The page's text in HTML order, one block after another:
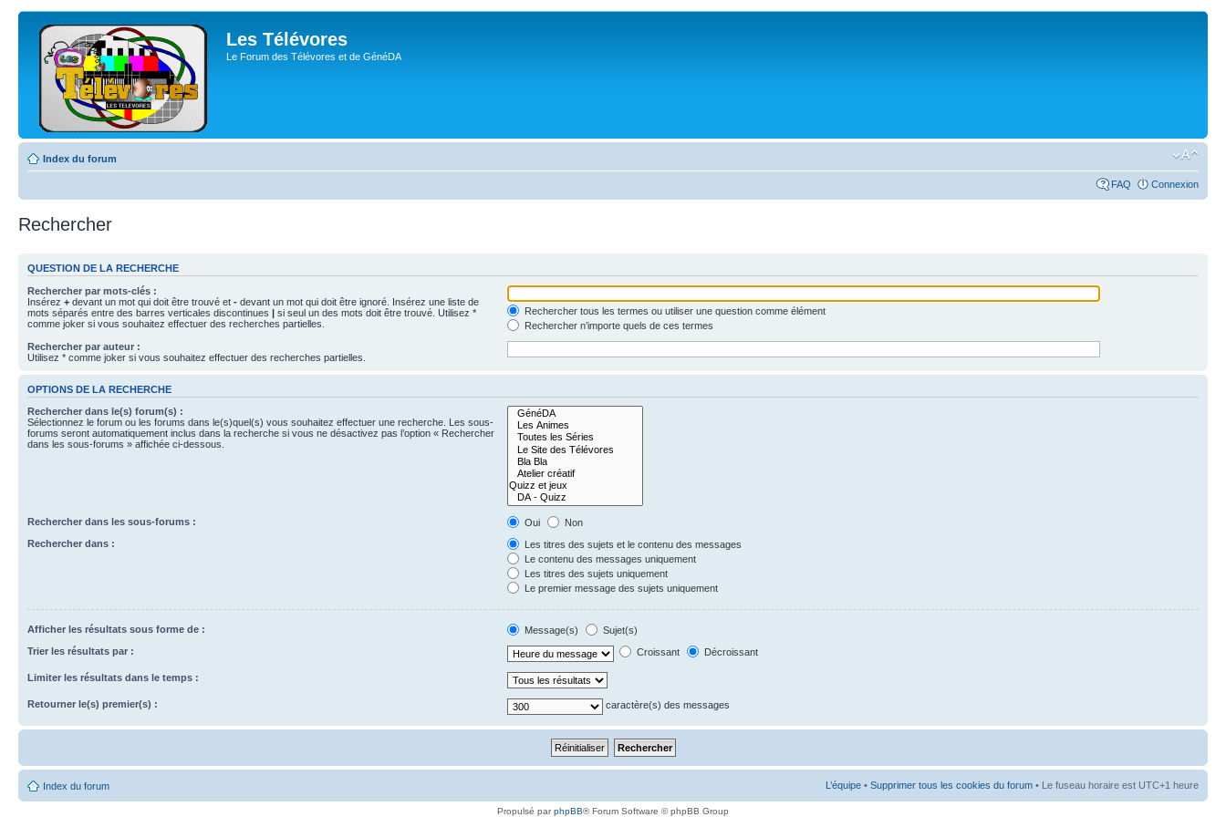
Les Télévores
Le Forum des Télévores et de GénéDA
Index du forum
FAQ Connexion
Rechercher
QUESTION DE LA RECHERCHE
Rechercher par mots-clés :
Insérez + devant un mot qui doit être trouvé et - devant un mot qui doit être ignoré. Insérez une liste de
mots séparés entre des barres verticales discontinues | si seul un des mots doit être trouvé. Utilisez *
comme joker si vous souhaitez effectuer des recherches partielles.
Rechercher tous les termes ou utiliser une question comme élément
Rechercher n’importe quels de ces termes
Rechercher par auteur :
Utilisez * comme joker si vous souhaitez effectuer des recherches partielles.
OPTIONS DE LA RECHERCHE
Rechercher dans le(s) forum(s) :
Sélectionnez le forum ou les forums dans le(s)quel(s) vous souhaitez effectuer une recherche. Les sous-
forums seront automatiquement inclus dans la recherche si vous ne désactivez pas l’option « Rechercher
dans les sous-forums » affichée ci-dessous.
Rechercher dans les sous-forums : Oui
Non
Rechercher dans :
Les titres des sujets et le contenu des messages
Le contenu des messages uniquement
Les titres des sujets uniquement
Le premier message des sujets uniquement
Afficher les résultats sous forme de : Message(s)
Sujet(s)
Trier les résultats par :
Croissant Décroissant
Limiter les résultats dans le temps :
Retourner le(s) premier(s) : caractère(s) des messages
Index du forum L’équipe • Supprimer tous les cookies du forum • Le fuseau horaire est UTC+1 heure
Propulsé parphpBB® Forum Software © phpBB Group